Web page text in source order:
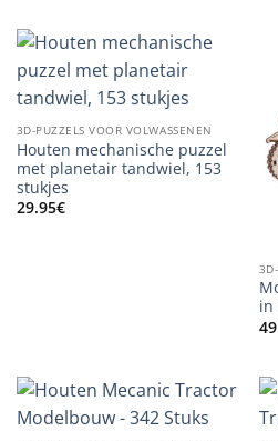
3D-PUZZELS VOOR VOLWASSENEN
Houten mechanische puzzel
met planetair tandwiel, 153
stukjes
29.95€
in